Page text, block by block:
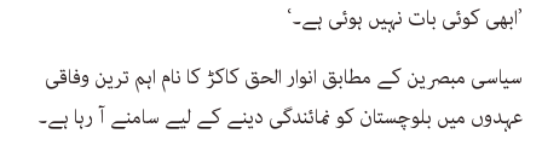
’ابھی کوئی بات نہیں ہوئی ہے۔‘
سیاسی مبصرین کے مطابق انوار الحق کاکڑ کا نام اہم ترین وفاقی
عہدوں میں بلوچستان کو نمائندگی دینے کے لیے سامنے آ رہا ہے۔